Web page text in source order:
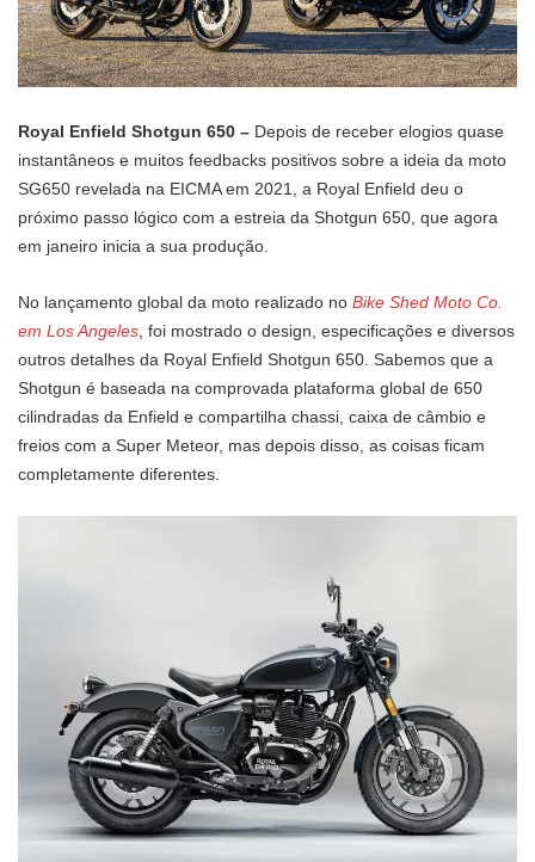
Royal Enfield Shotgun 650 – Depois de receber elogios quase
instantâneos e muitos feedbacks positivos sobre a ideia da moto
SG650 revelada na EICMA em 2021, a Royal Enfield deu o
próximo passo lógico com a estreia da Shotgun 650, que agora
em janeiro inicia a sua produção.
No lançamento global da moto realizado no Bike Shed Moto Co.
em Los Angeles, foi mostrado o design, especificações e diversos
outros detalhes da Royal Enfield Shotgun 650. Sabemos que a
Shotgun é baseada na comprovada plataforma global de 650
cilindradas da Enfield e compartilha chassi, caixa de câmbio e
freios com a Super Meteor, mas depois disso, as coisas ficam
completamente diferentes.